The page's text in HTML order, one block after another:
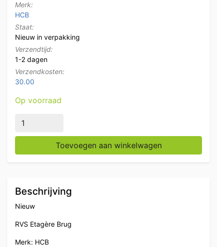
Merk:
HCB
Staat:
Nieuw in verpakking
Verzendtijd:
1-2 dagen
Verzendkosten:
30.00
Op voorraad
RVS HCB Etagère Brug 200 x 35 x 40 cm Horeca
Toevoegen aan winkelwagen
Beschrijving
Nieuw
RVS Etagère Brug
Merk: HCB